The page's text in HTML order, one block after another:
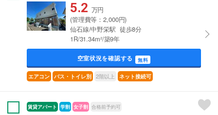
5.2 万円
(管理費等：2,000円)
仙石線/中野栄駅 徒歩8分
1R/31.34m²/築9年
空室状況を確認する 無料
エアコン バス・トイレ別 2階以上 ネット接続可
賃貸アパート 学割 女子割 合格前予約可